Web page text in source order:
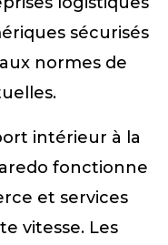
sécurisés
normes de
intérieur à la
fonctionne
et services
vitesse. Les